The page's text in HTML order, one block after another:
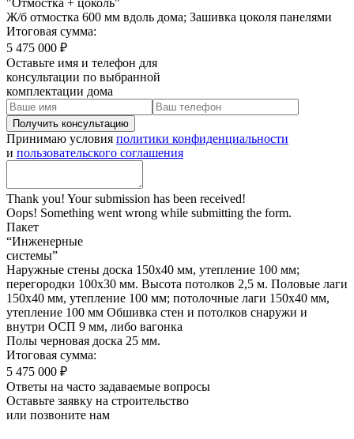
Ж/б отмостка 600 мм вдоль дома; Зашивка цоколя панелями
Итоговая сумма:
5 475 000 ₽
Оставьте имя и телефон для
консультации по выбранной
комплектации дома
Принимаю условия политики конфиденциальности
и пользовательского соглашения
Thank you! Your submission has been received!
Oops! Something went wrong while submitting the form.
Пакет
“Инженерные
системы”
Наружные стены доска 150х40 мм, утепление 100 мм;
перегородки 100х30 мм. Высота потолков 2,5 м. Половые лаги
150х40 мм, утепление 100 мм; потолочные лаги 150х40 мм,
утепление 100 мм Обшивка стен и потолков снаружи и
внутри ОСП 9 мм, либо вагонка
Полы черновая доска 25 мм.
Итоговая сумма:
5 475 000 ₽
Ответы на часто задаваемые вопросы
Оставьте заявку на строительство
или позвоните нам